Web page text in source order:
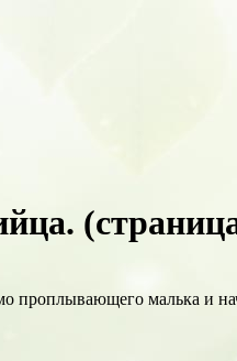
проплывающего малька и